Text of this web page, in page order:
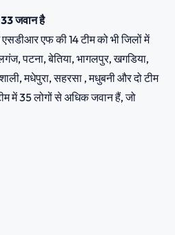
जवान है
एसडीआर एफ की 14 टीम को भी जिलों में
पटना, बेतिया, भागलपुर, खगडिया,
मधेपुरा, सहरसा , मधुबनी और दो टीम
में 35 लोगों से अधिक जवान हैं, जो